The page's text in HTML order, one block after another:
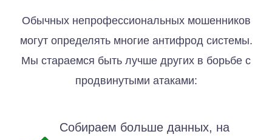
Обычных непрофессиональных мошенников
могут определять многие антифрод системы.
Мы стараемся быть лучше других в борьбе с
продвинутыми атаками:
Собираем больше данных, на